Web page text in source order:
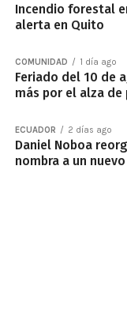
Incendio forestal
alerta en Quito
COMUNIDAD 1 día ago
Feriado del 10 de
más por el alza de
ECUADOR 2 días ago
Daniel Noboa
nombra a un